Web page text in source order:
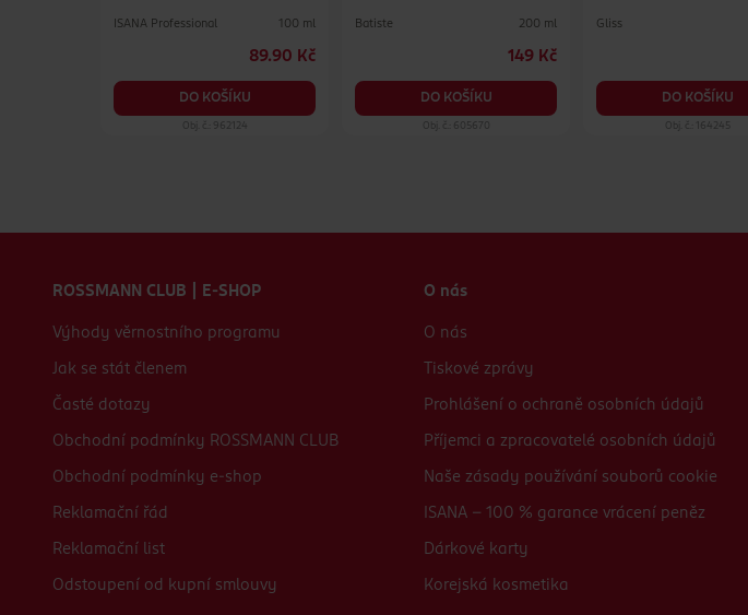
ISANA Professional 100 ml
89.90 Kč
DO KOŠÍKU
Obj. č.: 962124
Batiste 200 ml
149 Kč
DO KOŠÍKU
Gliss
DO KOŠÍKU
Obj. č.: 164245
ROSSMANN CLUB | E-SHOP
Výhody věrnostního programu
Jak se stát členem
Časté dotazy
Obchodní podmínky ROSSMANN CLUB
Obchodní podmínky e-shop
Reklamační řád
Reklamační list
Odstoupení od kupní smlouvy
O nás
O nás
Tiskové zprávy
Prohlášení o ochraně osobních údajů
Příjemci a zpracovatelé osobních údajů
Naše zásady používání souborů cookie
ISANA - 100 % garance vrácení peněz
Dárkové karty
Korejská kosmetika